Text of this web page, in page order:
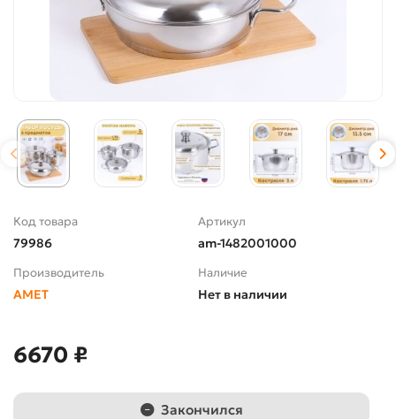
Код товара
79986
Артикул
am-1482001000
Производитель
АМЕТ
Наличие
Нет в наличии
6670 ₽
Закончился